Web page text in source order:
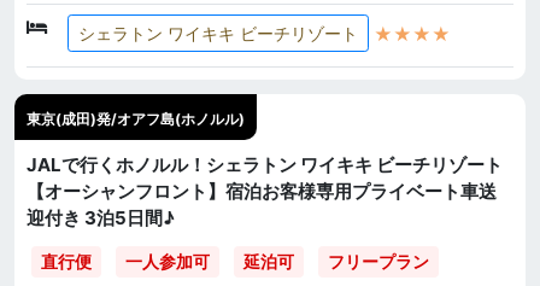
シェラトン ワイキキ ビーチリゾート ★★★★
東京(成田)発/オアフ島(ホノルル)
JALで行くホノルル！シェラトン ワイキキ ビーチリゾート
【オーシャンフロント】宿泊お客様専用プライベート車送
迎付き 3泊5日間♪
直行便 一人参加可 延泊可 フリープラン